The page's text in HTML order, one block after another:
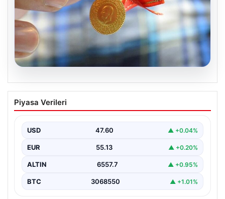
05.08.2026
Altın fiyatları canlı 8 Nisan 2026: Altın
fiyatları ne kadar oldu? Gram, çeyrek,
fiyatları
Piyasa Verileri
USD 47.60 ▲ +0.04%
EUR 55.13 ▲ +0.20%
ALTIN 6557.7 ▲ +0.95%
BTC 3068550 ▲ +1.01%